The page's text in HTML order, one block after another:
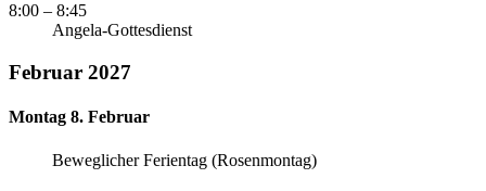
8:00 – 8:45
Angela-Gottesdienst
Februar 2027
Montag 8. Februar
Beweglicher Ferientag (Rosenmontag)